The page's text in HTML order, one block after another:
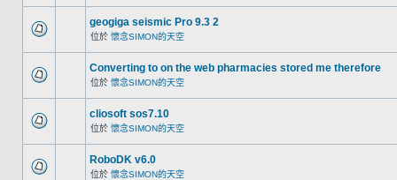
geogiga seismic Pro 9.3 2
位於 懷念SIMON的天空
Converting to on the web pharmacies stored me therefore
位於 懷念SIMON的天空
cliosoft sos7.10
位於 懷念SIMON的天空
RoboDK v6.0
位於 懷念SIMON的天空